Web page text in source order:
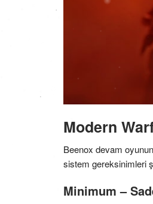
Modern
Beenox devam
sistem gereksinimleri
Minimum –